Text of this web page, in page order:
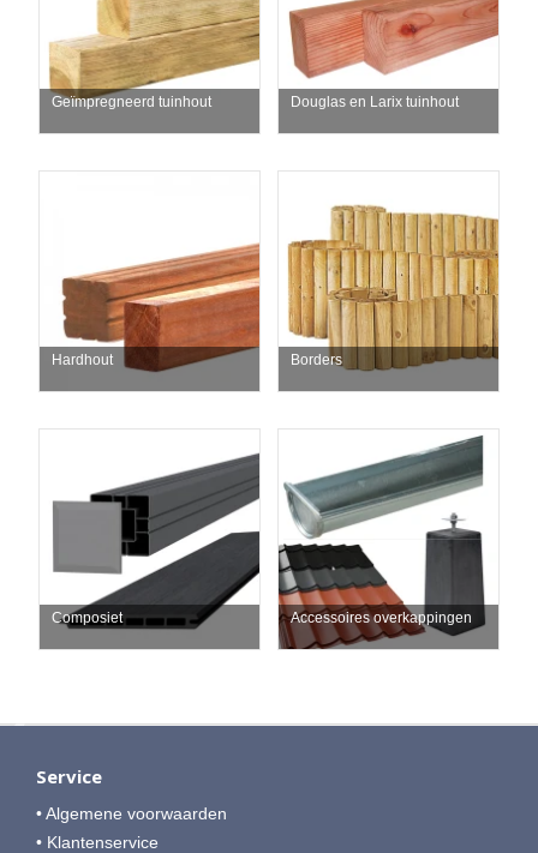
Geïmpregneerd tuinhout Douglas en Larix tuinhout
Hardhout Borders
Composiet Accessoires overkappingen
Service
• Algemene voorwaarden
• Klantenservice